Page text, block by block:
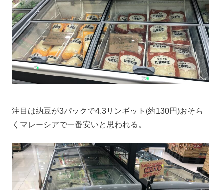
注目は納豆が3パックで4.3リンギット(約130円)おそら
くマレーシアで一番安いと思われる。